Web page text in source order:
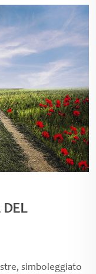
DEL
simboleggiato